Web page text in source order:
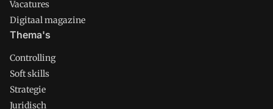
Vacatures
Digitaal magazine
Thema's
Controlling
Soft skills
Strategie
Juridisch